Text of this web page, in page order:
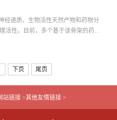
经递质、生物活性天然产物和药物分
活性。目前，多个基于该骨架的药物
治疗卵巢癌）以及氯卡色林（治疗肥
构多样性对分子的药代动力学特性具
...
下页 尾页
站链接 >其他友情链接 >